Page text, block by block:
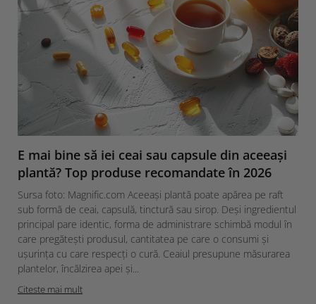
E mai bine să iei ceai sau capsule din aceeași
plantă? Top produse recomandate în 2026
Sursa foto: Magnific.com Aceeași plantă poate apărea pe raft
sub formă de ceai, capsulă, tinctură sau sirop. Deși ingredientul
principal pare identic, forma de administrare schimbă modul în
care pregătești produsul, cantitatea pe care o consumi și
ușurința cu care respecți o cură. Ceaiul presupune măsurarea
plantelor, încălzirea apei și...
Citeste mai mult